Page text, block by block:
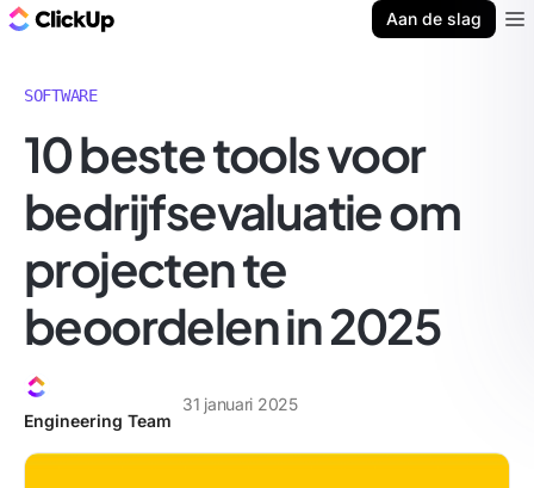
Aan de slag
SOFTWARE
10 beste tools voor
bedrijfsevaluatie om
projecten te
beoordelen in 2025
Engineering Team
31 januari 2025